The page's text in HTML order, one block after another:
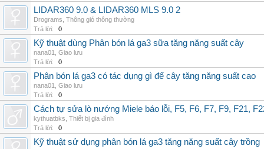
LIDAR360 9.0 & LIDAR360 MLS 9.0 2
Drograms Thông gió thông thường
Trả lời:
0
Kỹ thuật dùng Phân bón lá ga3 sữa tăng năng suất cây
nana01
Giao lưu
Trả lời:
0
Phân bón lá ga3 có tác dụng gì để cây tăng năng suất cao
nana01
Giao lưu
Trả lời:
0
Cách tự sửa lò nướng Miele báo lỗi, F5, F6, F7, F9, F21,
kythuatbks Thiết bị gia đình
Trả lời:
0
Kỹ thuật sử dụng phân bón lá ga3 tăng năng suất cây trồng